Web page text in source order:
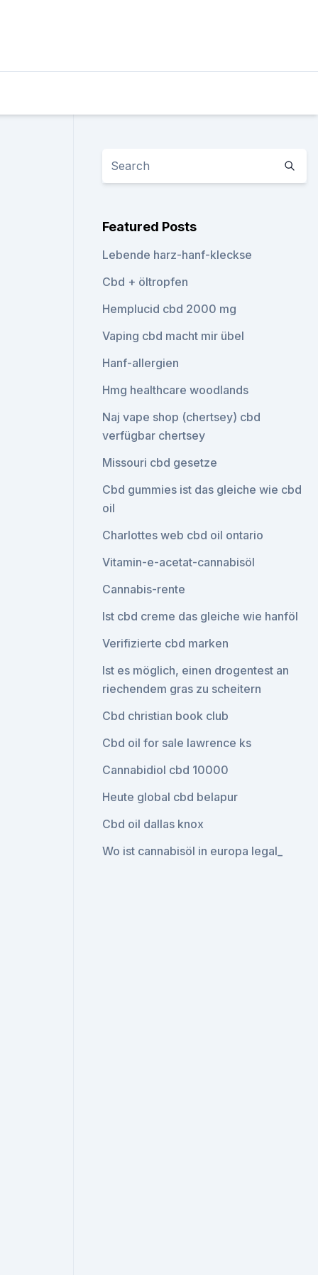
Featured Posts
Lebende harz-hanf-kleckse
Cbd + öltropfen
Hemplucid cbd 2000 mg
Vaping cbd macht mir übel
Hanf-allergien
Hmg healthcare woodlands
Naj vape shop (chertsey) cbd
verfügbar chertsey
Missouri cbd gesetze
Cbd gummies ist das gleiche wie cbd
oil
Charlottes web cbd oil ontario
Vitamin-e-acetat-cannabisöl
Cannabis-rente
Ist cbd creme das gleiche wie hanföl
Verifizierte cbd marken
Ist es möglich, einen drogentest an
riechendem gras zu scheitern
Cbd christian book club
Cbd oil for sale lawrence ks
Cannabidiol cbd 10000
Heute global cbd belapur
Cbd oil dallas knox
Wo ist cannabisöl in europa legal_